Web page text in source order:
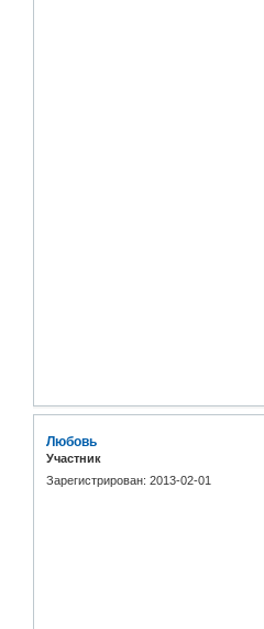
Любовь
Участник
Зарегистрирован: 2013-02-01